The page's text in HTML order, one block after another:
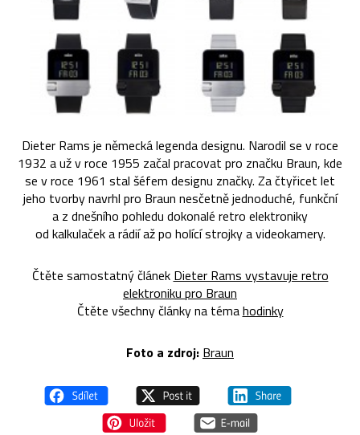
Dieter Rams je německá legenda designu. Narodil se v roce
1932 a už v roce 1955 začal pracovat pro značku Braun, kde
se v roce 1961 stal šéfem designu značky. Za čtyřicet let
jeho tvorby navrhl pro Braun nesčetně jednoduché, funkční
a z dnešního pohledu dokonalé retro elektroniky
od kalkulaček a rádií až po holící strojky a videokamery.
Čtěte samostatný článek Dieter Rams vystavuje retro
elektroniku pro Braun
Čtěte všechny články na témahodinky
Foto a zdroj: Braun